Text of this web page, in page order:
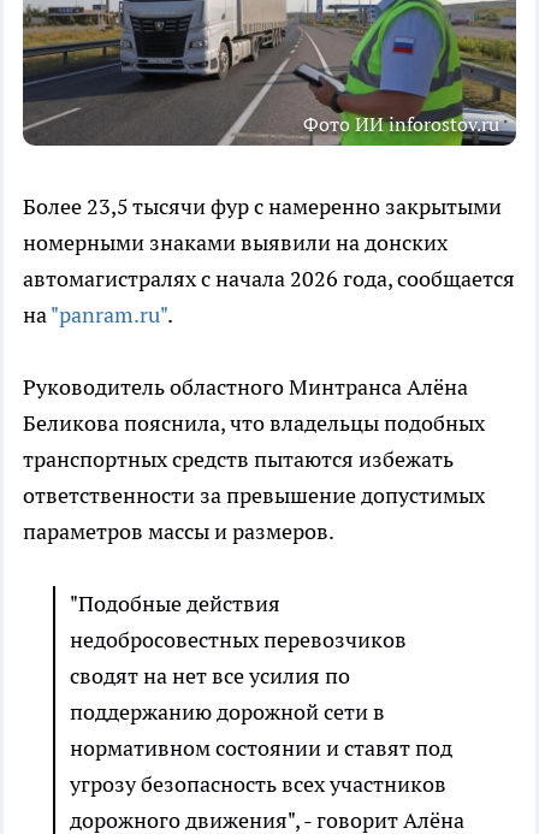
Фото ИИ inforostov.ru
Более 23,5 тысячи фур с намеренно закрытыми
номерными знаками выявили на донских
автомагистралях с начала 2026 года, сообщается
на"panram.ru".
Руководитель областного Минтранса Алёна
Беликова пояснила, что владельцы подобных
транспортных средств пытаются избежать
ответственности за превышение допустимых
параметров массы и размеров.
"Подобные действия
недобросовестных перевозчиков
сводят на нет все усилия по
поддержанию дорожной сети в
нормативном состоянии и ставят под
угрозу безопасность всех участников
дорожного движения", - говорит Алёна